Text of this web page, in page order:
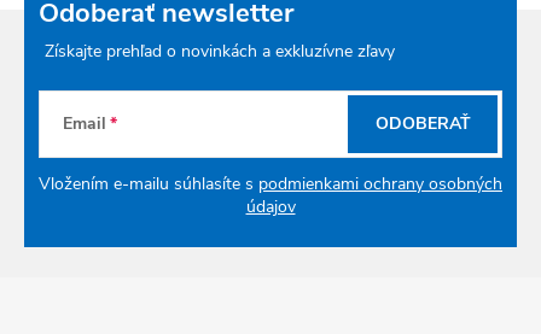
Odoberať newsletter
Získajte prehľad o novinkách a exkluzívne zľavy
Email
Vložením e-mailu súhlasíte s podmienkami ochrany osobných
údajov
ODOBERAŤ